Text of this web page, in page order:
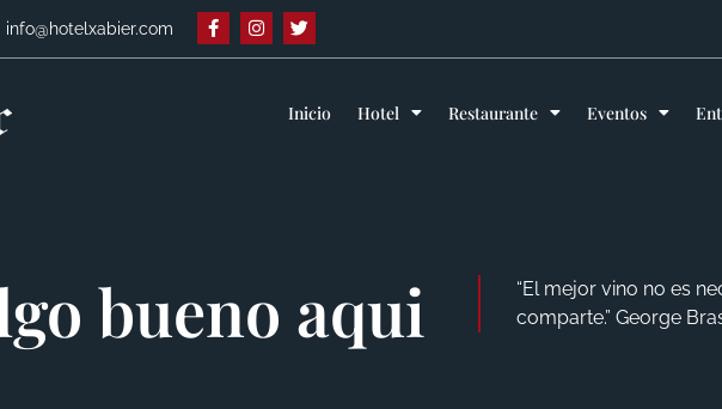
info@hotelxabier.com
Inicio Hotel Restaurante Eventos
bueno aqui
“El mejor vino no es
comparte.” George